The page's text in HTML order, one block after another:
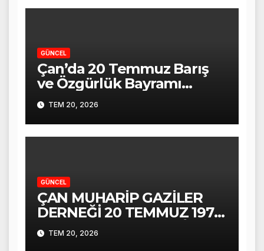
GÜNCEL
Çan’da 20 Temmuz Barış
ve Özgürlük Bayramı
Törenle Kutlandı
TEM 20, 2026
GÜNCEL
ÇAN MUHARİP GAZİLER
DERNEĞİ 20 TEMMUZ 1974
KIBRIS BARIŞ HAREKÂTI
ALİ COŞKUN KONUŞMASI
TEM 20, 2026